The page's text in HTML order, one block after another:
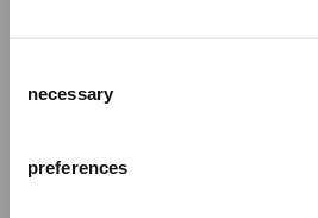
Selection
necessary
preferences
en speciale aanbiedingen!